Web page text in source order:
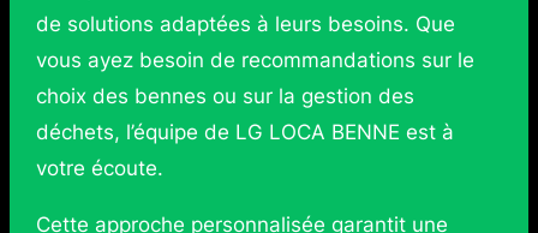
de solutions adaptées à leurs besoins. Que
vous ayez besoin de recommandations sur le
choix des bennes ou sur la gestion des
déchets, l’équipe de LG LOCA BENNE est à
votre écoute.
Cette approche personnalisée garantit une